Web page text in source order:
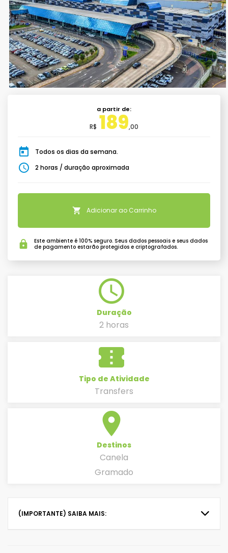
schedule
Duração
2 horas
confirmation_number
Tipo de Atividade
Transfers
place
Destinos
Canela
Gramado
(IMPORTANTE) SAIBA MAIS:
a partir de:
R$ 189,00
today Todos os dias da semana.
schedule 2 horas / duração aproximada
shopping_cart Adicionar ao Carrinho
lock
Este ambiente é 100% seguro. Seus dados pessoais e seus dados
de pagamento estarão protegidos e criptografados.